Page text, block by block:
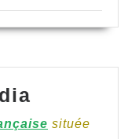
située